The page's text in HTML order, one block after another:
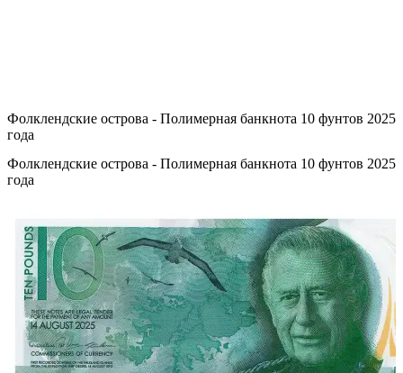
Фолклендские острова - Полимерная банкнота 10 фунтов 2025
года
Фолклендские острова - Полимерная банкнота 10 фунтов 2025
года